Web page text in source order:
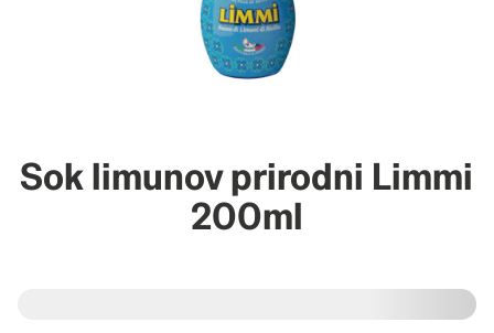
Sok limunov prirodni Limmi
200ml